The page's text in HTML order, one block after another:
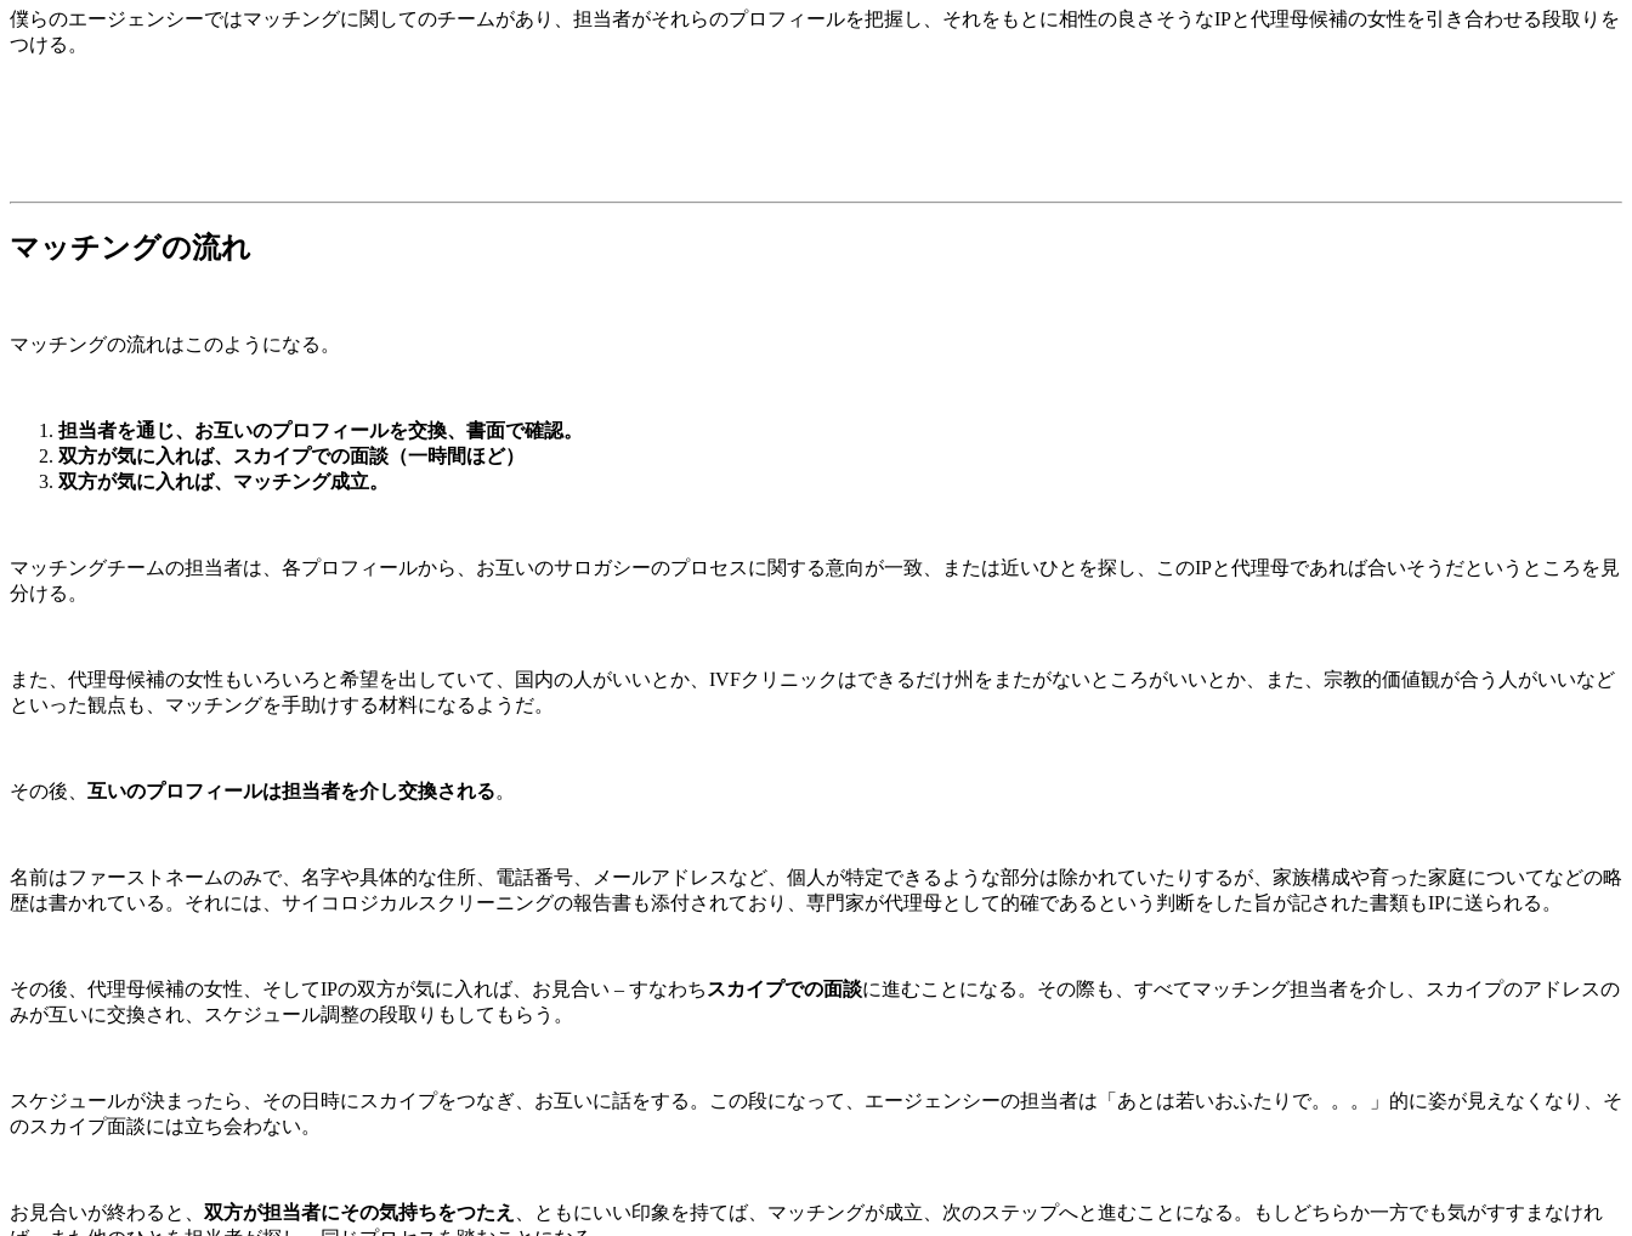
僕らのエージェンシーではマッチングに関してのチームがあり、担当者がそれらのプロフィールを把握し、それをもとに相性の良さそうなIPと代理母候補の女性を引き合わせる段取りを
つける。
マッチングの流れ
マッチングの流れはこのようになる。
担当者を通じ、お互いのプロフィールを交換、書面で確認。
双方が気に入れば、スカイプでの面談（一時間ほど）
双方が気に入れば、マッチング成立。
マッチングチームの担当者は、各プロフィールから、お互いのサロガシーのプロセスに関する意向が一致、または近いひとを探し、このIPと代理母であれば合いそうだというところを見
分ける。
また、代理母候補の女性もいろいろと希望を出していて、国内の人がいいとか、IVFクリニックはできるだけ州をまたがないところがいいとか、また、宗教的価値観が合う人がいいなど
といった観点も、マッチングを手助けする材料になるようだ。
その後、 互いのプロフィールは担当者を介し交換される。
名前はファーストネームのみで、名字や具体的な住所、電話番号、メールアドレスなど、個人が特定できるような部分は除かれていたりするが、家族構成や育った家庭についてなどの略
歴は書かれている。それには、サイコロジカルスクリーニングの報告書も添付されており、専門家が代理母として的確であるという判断をした旨が記された書類もIPに送られる。
その後、代理母候補の女性、そしてIPの双方が気に入れば、お見合い – すなわち スカイプでの面談に進むことになる。その際も、すべてマッチング担当者を介し、スカイプのアドレスの
みが互いに交換され、スケジュール調整の段取りもしてもらう。
スケジュールが決まったら、その日時にスカイプをつなぎ、お互いに話をする。この段になって、エージェンシーの担当者は「あとは若いおふたりで。。。」的に姿が見えなくなり、そ
のスカイプ面談には立ち会わない。
お見合いが終わると、 双方が担当者にその気持ちをつたえ
、ともにいい印象を持てば、マッチングが成立、次のステップへと進むことになる。もしどちらか一方でも気がすすまなけれ